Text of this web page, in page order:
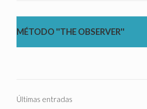
MÉTODO ''THE OBSERVER''
Últimas entradas